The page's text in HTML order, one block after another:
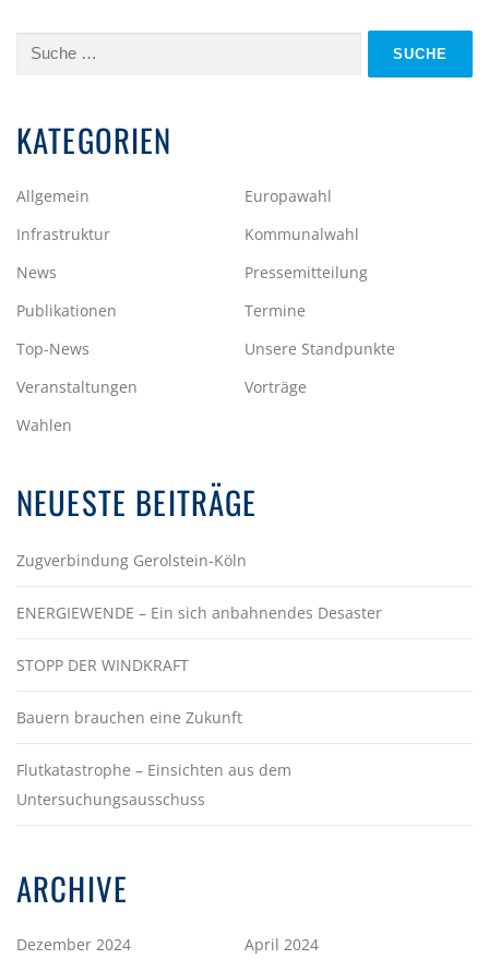
Suche
KATEGORIEN
Allgemein
Europawahl
Infrastruktur
Kommunalwahl
News
Pressemitteilung
Publikationen
Termine
Top-News
Unsere Standpunkte
Veranstaltungen
Vorträge
Wahlen
NEUESTE BEITRÄGE
Zugverbindung Gerolstein-Köln
ENERGIEWENDE – Ein sich anbahnendes Desaster
STOPP DER WINDKRAFT
Bauern brauchen eine Zukunft
Flutkatastrophe – Einsichten aus dem
Untersuchungsausschuss
ARCHIVE
Dezember 2024
April 2024